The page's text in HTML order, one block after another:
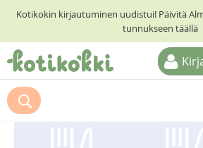
Kotikokin kirjautuminen uudistui! Päivitä
tunnukseen täällä
ETUSIVU
RESEPTIHAKU
Suosittelemme myös